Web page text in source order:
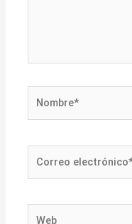
electrónico*